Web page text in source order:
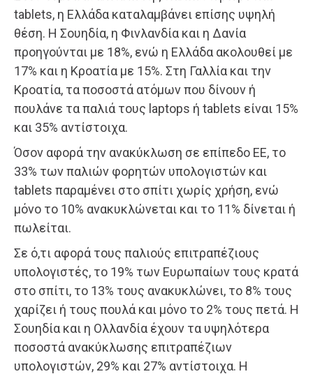
tablets, η Ελλάδα καταλαμβάνει επίσης υψηλή
θέση. Η Σουηδία, η Φινλανδία και η Δανία
προηγούνται με 18%, ενώ η Ελλάδα ακολουθεί με
17% και η Κροατία με 15%. Στη Γαλλία και την
Κροατία, τα ποσοστά ατόμων που δίνουν ή
πουλάνε τα παλιά τους laptops ή tablets είναι 15%
και 35% αντίστοιχα.
Όσον αφορά την ανακύκλωση σε επίπεδο ΕΕ, το
33% των παλιών φορητών υπολογιστών και
tablets παραμένει στο σπίτι χωρίς χρήση, ενώ
μόνο το 10% ανακυκλώνεται και το 11% δίνεται ή
πωλείται.
Σε ό,τι αφορά τους παλιούς επιτραπέζιους
υπολογιστές, το 19% των Ευρωπαίων τους κρατά
στο σπίτι, το 13% τους ανακυκλώνει, το 8% τους
χαρίζει ή τους πουλά και μόνο το 2% τους πετά. Η
Σουηδία και η Ολλανδία έχουν τα υψηλότερα
ποσοστά ανακύκλωσης επιτραπέζιων
υπολογιστών, 29% και 27% αντίστοιχα. Η